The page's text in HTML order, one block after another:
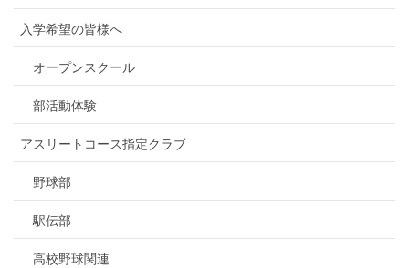
入学希望の皆様へ
オープンスクール
部活動体験
アスリートコース指定クラブ
野球部
駅伝部
高校野球関連